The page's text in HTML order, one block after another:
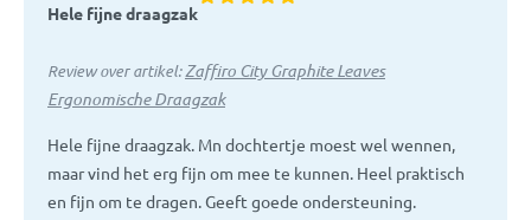
Hele fijne draagzak
Review over artikel:Zaffiro City Graphite Leaves
Ergonomische Draagzak
Hele fijne draagzak. Mn dochtertje moest wel wennen,
maar vind het erg fijn om mee te kunnen. Heel praktisch
en fijn om te dragen. Geeft goede ondersteuning.